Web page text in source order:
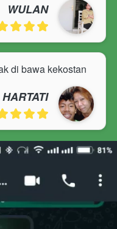
WULAN
di bawa kekostan
HARTATI